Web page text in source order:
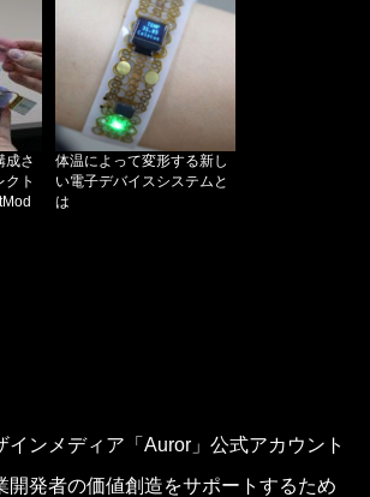
成さ
クト
体温によって変形する新し
い電子デバイスシステムと
は
インメディア「Auror」公式アカウント
開発者の価値創造をサポートするため